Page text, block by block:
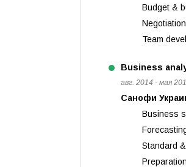
Budget &
Team
Business
авг. 2014 - мая
Санофи
Business
Standard